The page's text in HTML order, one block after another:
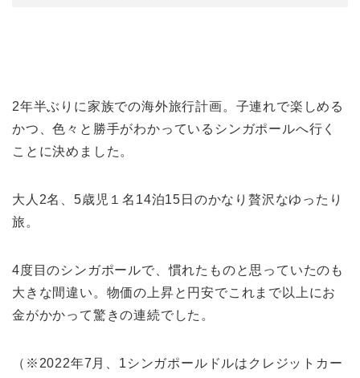
2年半ぶりに家族での海外旅行計画。子連れで楽しめる
かつ、色々と勝手がわかっているシンガポールへ行く
ことに決めました。
大人2名、5歳児１名14泊15日のかなり贅沢なゆったり
旅。
4度目のシンガポールで、慣れたものと思っていたのも
大きな間違い。物価の上昇と円安でこれまで以上にお
金がかかって驚きの連続でした。
（※2022年7月、1シンガポールドルはクレジットカー